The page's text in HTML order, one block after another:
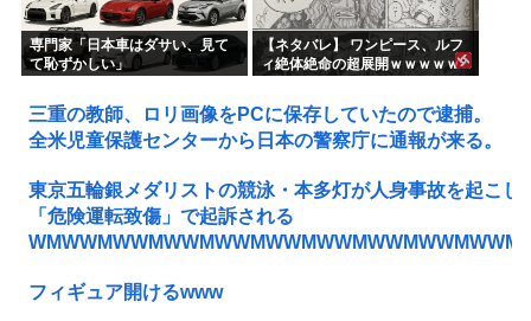
専門家「日本車はダサい、見て
て恥ずかしい」
【ネタバレ】 ワンピース、ルフ
ィ絶体絶命の超展開ｗｗｗｗｗ
ｗｗｗｗｗｗｗｗｗｗｗｗｗｗ
ｗｗｗｗｗｗｗｗｗｗｗｗ...
三重の教師、ロリ画像をPCに保存していたので逮捕。
全米児童保護センターから日本の警察庁に通報が来る。
東京五輪銀メダリストの競泳・本多灯が人身事故を起こし
「危険運転致傷」で起訴される
フィギュア開けるwww